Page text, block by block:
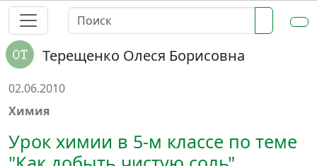
Терещенко Олеся Борисовна
02.06.2010
Химия
Урок химии в 5-м классе по теме